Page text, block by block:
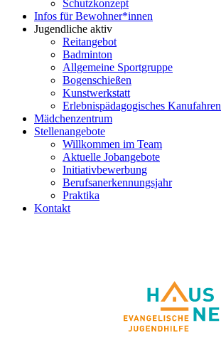
Schutzkonzept
Infos für Bewohner*innen
Jugendliche aktiv
Reitangebot
Badminton
Allgemeine Sportgruppe
Bogenschießen
Kunstwerkstatt
Erlebnispädagogisches Kanufahren
Mädchenzentrum
Stellenangebote
Willkommen im Team
Aktuelle Jobangebote
Initiativbewerbung
Berufsanerkennungsjahr
Praktika
Kontakt